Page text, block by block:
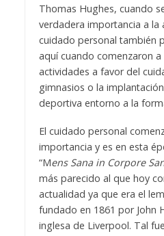
Thomas Hughes, cuando
verdadera importancia a la
cuidado personal también
aquí cuando comenzaron
actividades a favor del
gimnasios o la
deportiva entorno a la
El cuidado personal
importancia y es en esta
“Mens Sana in Corpore
más parecido al que hoy
actualidad ya que era el
fundado en 1861 por John
inglesa de Liverpool. Tal